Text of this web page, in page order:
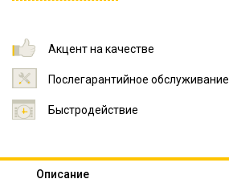
Акцент на качестве
Послегарантийное обслуживание
Быстродействие
Описание